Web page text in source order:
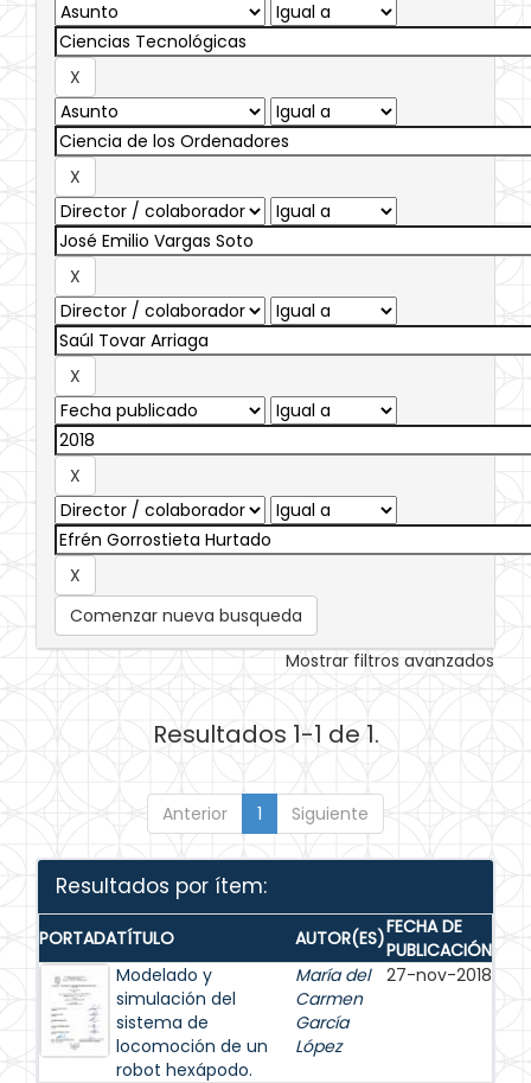
Comenzar nueva busqueda
Mostrar filtros avanzados
Resultados 1-1 de 1.
Anterior 1 Siguiente
Resultados por ítem:
PORTADATÍTULO AUTOR(ES)FECHA DE
PUBLICACIÓN
Modelado y
simulación del
sistema de
locomoción de un
robot hexápodo.
María del
Carmen
García
López
27-nov-2018